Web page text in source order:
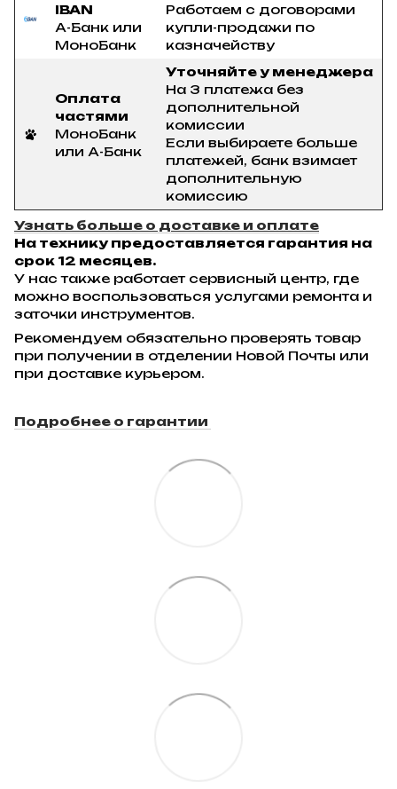
IBAN
А-Банк или
МоноБанк
Работаем с договорами
купли-продажи по
казначейству
Оплата
частями
МоноБанк
или А-Банк
Уточняйте у менеджера
На 3 платежа без
дополнительной
комиссии
Если выбираете больше
платежей, банк взимает
дополнительную
комиссию
Узнать больше о доставке и оплате
На технику предоставляется гарантия на
срок 12 месяцев.
У нас также работает сервисный центр, где
можно воспользоваться услугами ремонта и
заточки инструментов.
Рекомендуем обязательно проверять товар
при получении в отделении Новой Почты или
при доставке курьером.
Подробнее о гарантии